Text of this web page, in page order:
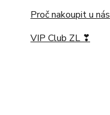
Proč nakoupit u nás
VIP Club ZL ❣